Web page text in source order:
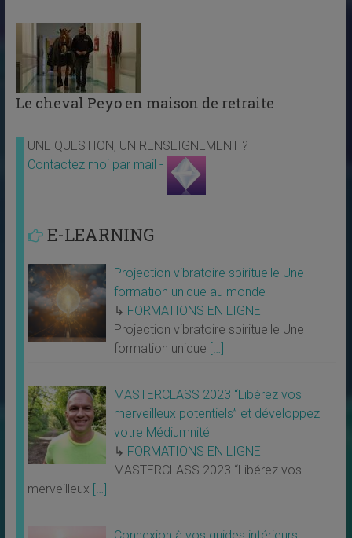
Le cheval Peyo en maison de retraite
UNE QUESTION, UN RENSEIGNEMENT ?
Contactez moi par mail -
E-LEARNING
Projection vibratoire spirituelle Une
formation unique au monde
↳ FORMATIONS EN LIGNE
Projection vibratoire spirituelle Une
formation unique […]
MASTERCLASS 2023 “Libérez vos
merveilleux potentiels” et développez
votre Médiumnité
↳ FORMATIONS EN LIGNE
MASTERCLASS 2023 “Libérez vos
merveilleux […]